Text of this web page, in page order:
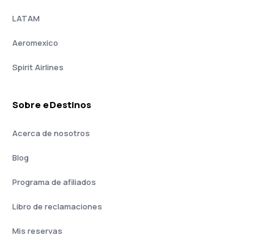
LATAM
Aeromexico
Spirit Airlines
Sobre eDestinos
Acerca de nosotros
Blog
Programa de afiliados
Libro de reclamaciones
Mis reservas